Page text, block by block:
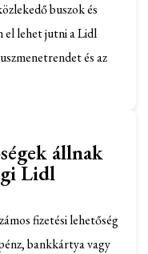
buszok és
el lehet jutni a Lidl
és az
állnak
Lidl
fizetési lehetőség
bankkártya vagy